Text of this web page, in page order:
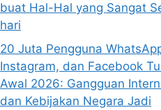
buat Hal-Hal yang Sangat
hari
20 Juta Pengguna
Instagram, dan Facebook
Awal 2026: Gangguan
dan Kebijakan Negara Jadi